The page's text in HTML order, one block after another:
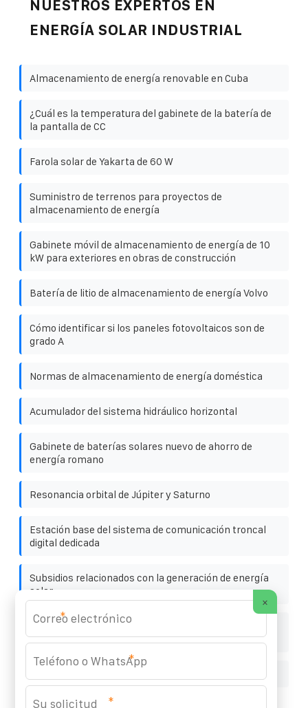
NUESTROS EXPERTOS EN
ENERGÍA SOLAR INDUSTRIAL
Almacenamiento de energía renovable en Cuba
¿Cuál es la temperatura del gabinete de la batería de
la pantalla de CC
Farola solar de Yakarta de 60 W
Suministro de terrenos para proyectos de
almacenamiento de energía
Gabinete móvil de almacenamiento de energía de 10
kW para exteriores en obras de construcción
Batería de litio de almacenamiento de energía Volvo
Cómo identificar si los paneles fotovoltaicos son de
grado A
Normas de almacenamiento de energía doméstica
Acumulador del sistema hidráulico horizontal
Gabinete de baterías solares nuevo de ahorro de
energía romano
Resonancia orbital de Júpiter y Saturno
Estación base del sistema de comunicación troncal
digital dedicada
Subsidios relacionados con la generación de energía
solar
Garantía del contenedor solar para almacenamiento
de energía de Montenegro con batería de litio
×
*
*
*